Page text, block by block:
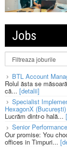
Jobs
BTL Account
Rolul ăsta se
că... [detalii]
Specialist
HexagonX (București)
Lucrăm dintr-o hală...
Senior
Our promise: You
offices in Timpuri...